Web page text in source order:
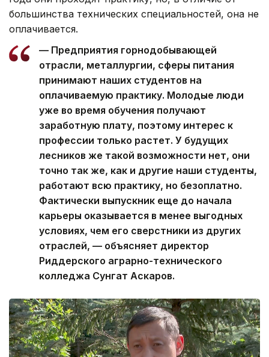
большинства технических специальностей, она не
оплачивается.
— Предприятия горнодобывающей
отрасли, металлургии, сферы питания
принимают наших студентов на
оплачиваемую практику. Молодые люди
уже во время обучения получают
заработную плату, поэтому интерес к
профессии только растет. У будущих
лесников же такой возможности нет, они
точно так же, как и другие наши студенты,
работают всю практику, но безоплатно.
Фактически выпускник еще до начала
карьеры оказывается в менее выгодных
условиях, чем его сверстники из других
отраслей, — объясняет директор
Риддерского аграрно-технического
колледжа Сунгат Аскаров.